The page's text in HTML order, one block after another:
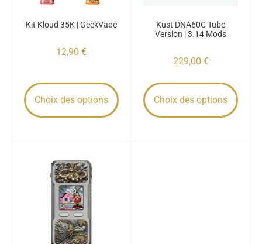
Kit Kloud 35K | GeekVape
12,90 €
Choix des options
Kust DNA60C Tube
Version | 3.14 Mods
229,00 €
Choix des options